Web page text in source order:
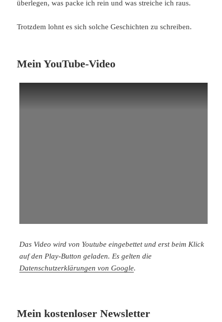
überlegen, was packe ich rein und was streiche ich raus.
Trotzdem lohnt es sich solche Geschichten zu schreiben.
Mein YouTube-Video
Das Video wird von Youtube eingebettet und erst beim Klick
auf den Play-Button geladen. Es gelten die
Datenschutzerklärungen von Google.
Mein kostenloser Newsletter